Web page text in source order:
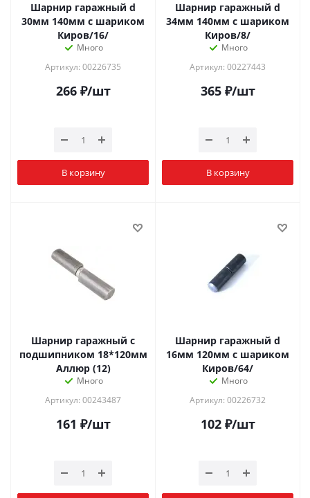
Шарнир гаражный d
30мм 140мм с шариком
Киров/16/
Много
Артикул: 00226735
266₽/шт
В корзину
Шарнир гаражный d
34мм 140мм с шариком
Киров/8/
Много
Артикул: 00227443
365₽/шт
В корзину
Шарнир гаражный с
подшипником 18*120мм
Аллюр (12)
Много
Артикул: 00243487
161 ₽/шт
Шарнир гаражный d
16мм 120мм с шариком
Киров/64/
Много
Артикул: 00226732
102₽/шт